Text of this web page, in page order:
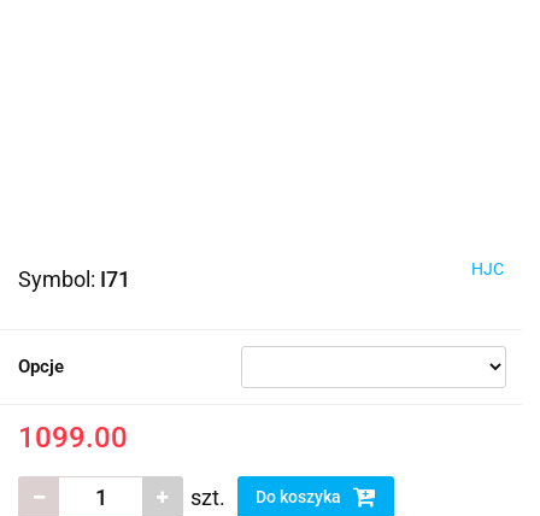
Symbol: I71 HJC
Opcje
1099.00
szt. Do koszyka